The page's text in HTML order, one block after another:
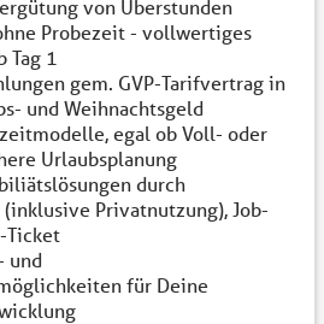
von Überstunden
Probezeit - vollwertiges
Tag 1
gem. GVP-Tarifvertrag in
und Weihnachtsgeld
egal ob Voll- oder
Urlaubsplanung
durch
Privatnutzung), Job-
Ticket
und
für Deine